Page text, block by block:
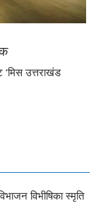
‘मिस उत्तराखंड
विभीषिका स्मृति